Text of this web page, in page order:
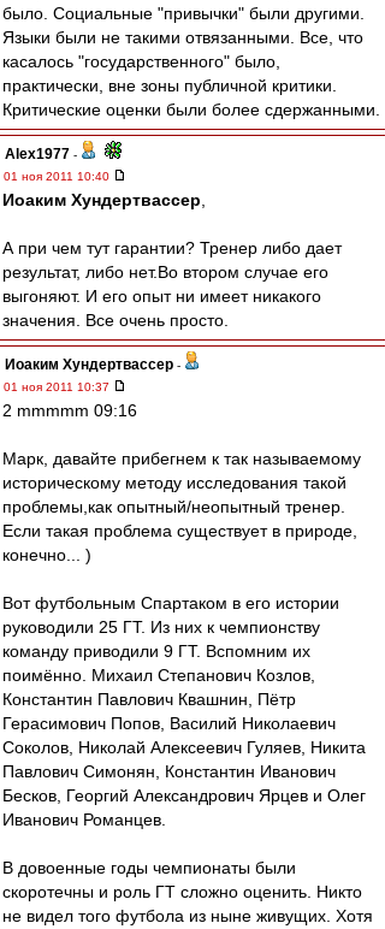
было. Социальные "привычки" были другими.
Языки были не такими отвязанными. Все, что
касалось "государственного" было,
практически, вне зоны публичной критики.
Критические оценки были более сдержанными.
Alex1977 -
01 ноя 2011 10:40
Иоаким Хундертвассер
А при чем тут гарантии? Тренер либо дает
результат, либо нет.Во втором случае его
выгоняют. И его опыт ни имеет никакого
значения. Все очень просто.
Иоаким Хундертвассер -
01 ноя 2011 10:37
2 mmmmm 09:16
Марк, давайте прибегнем к так называемому
историческому методу исследования такой
проблемы,как опытный/неопытный тренер.
Если такая проблема существует в природе,
конечно... )
Вот футбольным Спартаком в его истории
руководили 25 ГТ. Из них к чемпионству
команду приводили 9 ГТ. Вспомним их
поимённо. Михаил Степанович Козлов,
Константин Павлович Квашнин, Пётр
Герасимович Попов, Василий Николаевич
Соколов, Николай Алексеевич Гуляев, Никита
Павлович Симонян, Константин Иванович
Бесков, Георгий Александрович Ярцев и Олег
Иванович Романцев.
В довоенные годы чемпионаты были
скоротечны и роль ГТ сложно оценить. Никто
не видел того футбола из ныне живущих. Хотя